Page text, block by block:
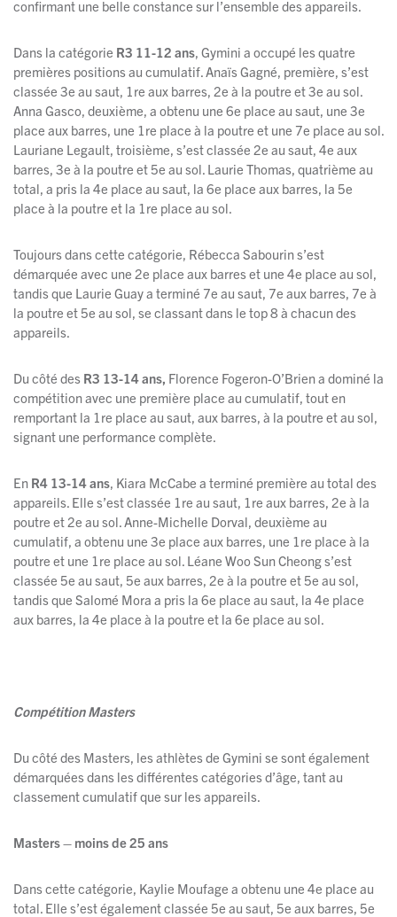
confirmant une belle constance sur l’ensemble des appareils.
Dans la catégorie R3 11-12 ans , Gymini a occupé les quatre
premières positions au cumulatif. Anaïs Gagné, première, s’est
classée 3e au saut, 1re aux barres, 2e à la poutre et 3e au sol.
Anna Gasco, deuxième, a obtenu une 6e place au saut, une 3e
place aux barres, une 1re place à la poutre et une 7e place au sol.
Lauriane Legault, troisième, s’est classée 2e au saut, 4e aux
barres, 3e à la poutre et 5e au sol. Laurie Thomas, quatrième au
total, a pris la 4e place au saut, la 6e place aux barres, la 5e
place à la poutre et la 1re place au sol.
Toujours dans cette catégorie, Rébecca Sabourin s’est
démarquée avec une 2e place aux barres et une 4e place au sol,
tandis que Laurie Guay a terminé 7e au saut, 7e aux barres, 7e à
la poutre et 5e au sol, se classant dans le top 8 à chacun des
appareils.
Du côté des R3 13-14 ans, Florence Fogeron-O’Brien a dominé la
compétition avec une première place au cumulatif, tout en
remportant la 1re place au saut, aux barres, à la poutre et au sol,
signant une performance complète.
En R4 13-14 ans , Kiara McCabe a terminé première au total des
appareils. Elle s’est classée 1re au saut, 1re aux barres, 2e à la
poutre et 2e au sol. Anne-Michelle Dorval, deuxième au
cumulatif, a obtenu une 3e place aux barres, une 1re place à la
poutre et une 1re place au sol. Léane Woo Sun Cheong s’est
classée 5e au saut, 5e aux barres, 2e à la poutre et 5e au sol,
tandis que Salomé Mora a pris la 6e place au saut, la 4e place
aux barres, la 4e place à la poutre et la 6e place au sol.
Compétition Masters
Du côté des Masters, les athlètes de Gymini se sont également
démarquées dans les différentes catégories d’âge, tant au
classement cumulatif que sur les appareils.
Masters – moins de 25 ans
Dans cette catégorie, Kaylie Moufage a obtenu une 4e place au
total. Elle s’est également classée 5e au saut, 5e aux barres, 5e